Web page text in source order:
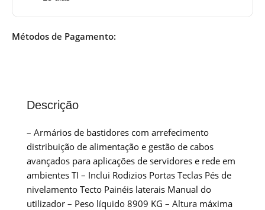
Métodos de Pagamento:
Descrição
– Armários de bastidores com arrefecimento
distribuição de alimentação e gestão de cabos
avançados para aplicações de servidores e rede em
ambientes TI – Inclui Rodizios Portas Teclas Pés de
nivelamento Tecto Painéis laterais Manual do
utilizador – Peso líquido 8909 KG – Altura máxima